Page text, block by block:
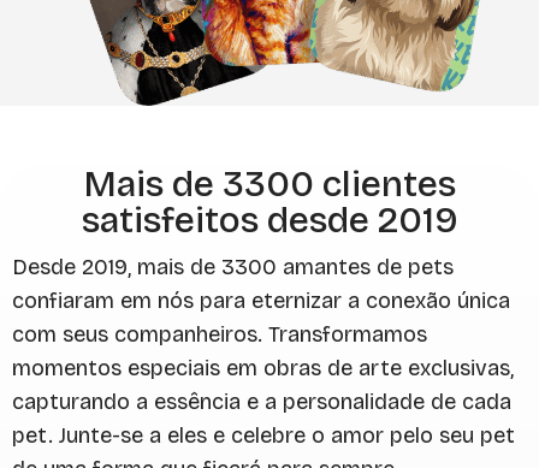
Mais de 3300 clientes
satisfeitos desde 2019
Desde 2019, mais de 3300 amantes de pets
confiaram em nós para eternizar a conexão única
com seus companheiros. Transformamos
momentos especiais em obras de arte exclusivas,
capturando a essência e a personalidade de cada
pet. Junte-se a eles e celebre o amor pelo seu pet